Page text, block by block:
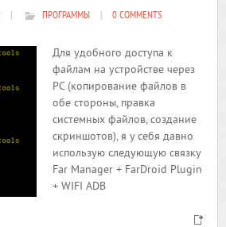
ПРОГРАММЫ 0 COMMENTS
Для удобного доступа к
файлам на устройстве через
PC (копирование файлов в
обе стороны, правка
системных файлов, создание
скриншотов), я у себя давно
использую следующую связку
Far Manager + FarDroid Plugin
+ WIFI ADB